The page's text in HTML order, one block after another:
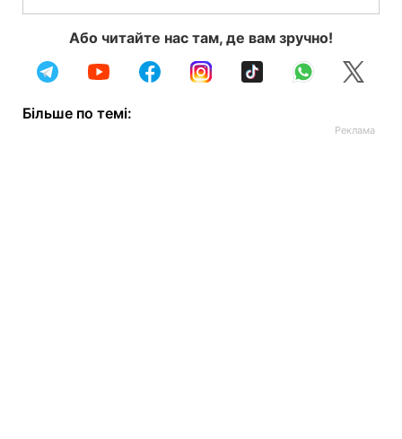
Або читайте нас там, де вам зручно!
Більше по темі: